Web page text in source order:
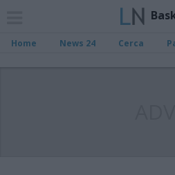
Home News 24 Cerca